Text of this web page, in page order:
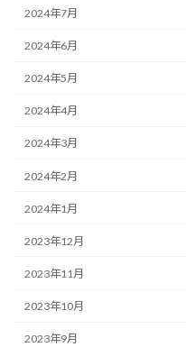
2024年7月
2024年6月
2024年5月
2024年4月
2024年3月
2024年2月
2024年1月
2023年12月
2023年11月
2023年10月
2023年9月